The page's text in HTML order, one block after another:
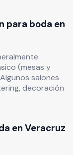
para boda en
(mesas y
salones
decoración
en Veracruz